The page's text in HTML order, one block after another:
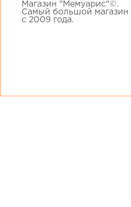
Магазин "Мемуарис"©.
Самый большой магазин
с 2009 года.